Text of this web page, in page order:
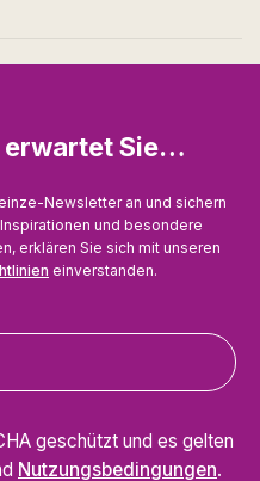
erwartet Sie…
Newsletter an und sichern
und besondere
erklären Sie sich mit unseren
einverstanden.
geschützt und es gelten
Nutzungsbedingungen.